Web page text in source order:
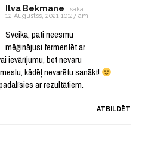
Ilva Bekmane
saka:
12 Augustss, 2021 10:27 am
Sveika, pati neesmu
mēģinājusi fermentēt ar
ievārījumu, bet nevaru
kādēļ nevarētu sanākt!
ar rezultātiem.
ATBILDĒT